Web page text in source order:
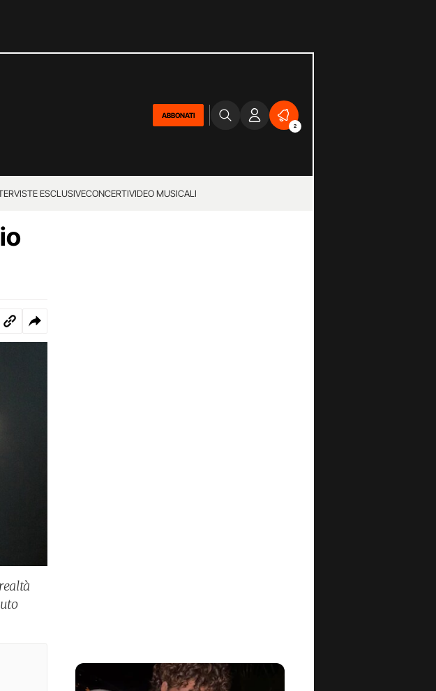
ABBONATI
2
ESCLUSIVECONCERTIVIDEO MUSICALI